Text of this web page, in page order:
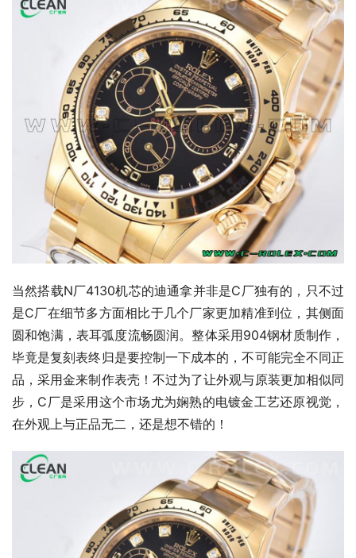
当然搭载N厂4130机芯的迪通拿并非是C厂独有的，只不过
是C厂在细节多方面相比于几个厂家更加精准到位，其侧面
圆和饱满，表耳弧度流畅圆润。整体采用904钢材质制作，
毕竟是复刻表终归是要控制一下成本的，不可能完全不同正
品，采用金来制作表壳！不过为了让外观与原装更加相似同
步，C厂是采用这个市场尤为娴熟的电镀金工艺还原视觉，
在外观上与正品无二，还是想不错的！